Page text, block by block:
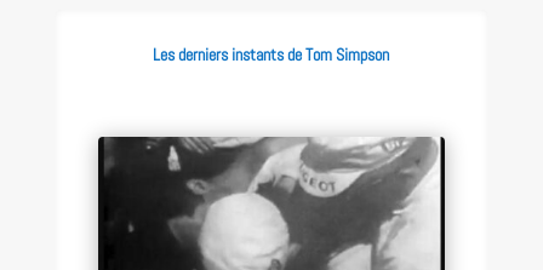
Les derniers instants de Tom Simpson